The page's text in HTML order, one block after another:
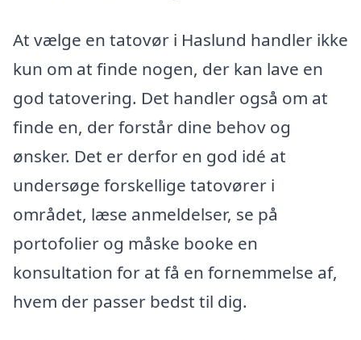
At vælge en tatovør i Haslund handler ikke
kun om at finde nogen, der kan lave en
god tatovering. Det handler også om at
finde en, der forstår dine behov og
ønsker. Det er derfor en god idé at
undersøge forskellige tatovører i
området, læse anmeldelser, se på
portofolier og måske booke en
konsultation for at få en fornemmelse af,
hvem der passer bedst til dig.